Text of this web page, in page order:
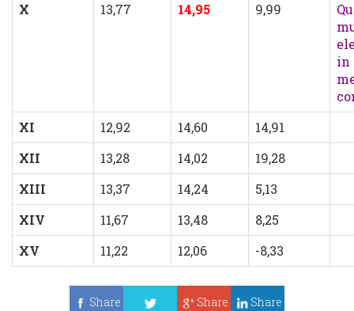
X
13,77 14,95 9,99
in
XI
12,92 14,60
14,91
XII
13,28 14,02
19,28
XIII
13,37 14,24
5,13
XIV
11,67 13,48
8,25
XV
11,22 12,06 -8,33
Share
Share Share